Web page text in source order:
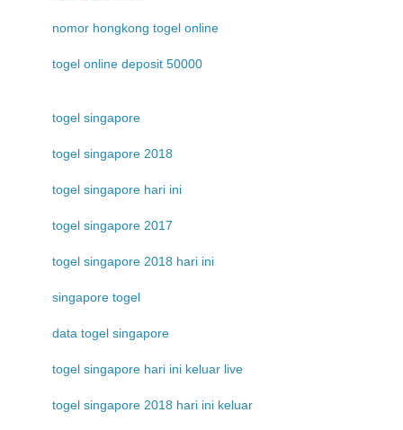
nomor hongkong togel online
togel online deposit 50000
togel singapore
togel singapore 2018
togel singapore hari ini
togel singapore 2017
togel singapore 2018 hari ini
singapore togel
data togel singapore
togel singapore hari ini keluar live
togel singapore 2018 hari ini keluar